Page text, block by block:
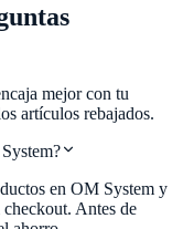
mejor con tu
artículos rebajados.
en OM System y
Antes de